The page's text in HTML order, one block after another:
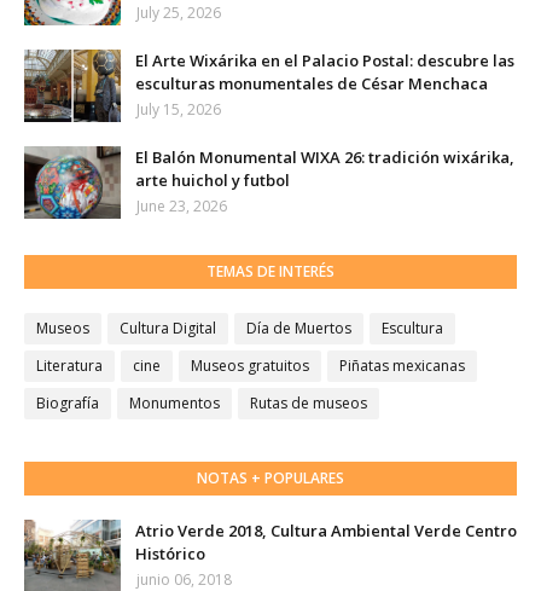
July 25, 2026
El Arte Wixárika en el Palacio Postal: descubre las
esculturas monumentales de César Menchaca
July 15, 2026
El Balón Monumental WIXA 26: tradición wixárika,
arte huichol y futbol
June 23, 2026
TEMAS DE INTERÉS
Museos Cultura Digital Día de Muertos
Escultura
Literatura
cine Museos gratuitos
Piñatas mexicanas
Biografía
Monumentos Rutas de museos
NOTAS + POPULARES
Atrio Verde 2018, Cultura Ambiental Verde Centro
Histórico
junio 06, 2018